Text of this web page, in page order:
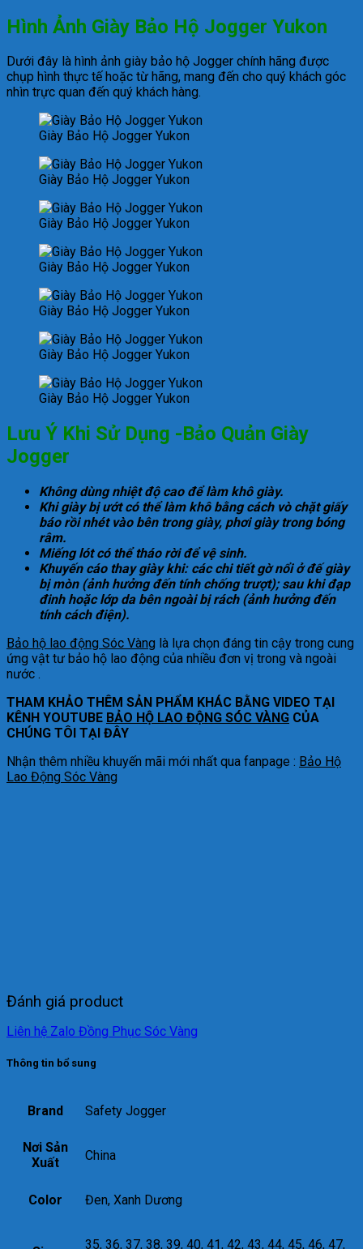
Hình Ảnh Giày Bảo Hộ Jogger Yukon
Dưới đây là hình ảnh giày bảo hộ Jogger chính hãng được
chụp hình thực tế hoặc từ hãng, mang đến cho quý khách góc
nhìn trực quan đến quý khách hàng.
Giày Bảo Hộ Jogger Yukon
Giày Bảo Hộ Jogger Yukon
Giày Bảo Hộ Jogger Yukon
Giày Bảo Hộ Jogger Yukon
Giày Bảo Hộ Jogger Yukon
Giày Bảo Hộ Jogger Yukon
Giày Bảo Hộ Jogger Yukon
Lưu Ý Khi Sử Dụng -Bảo Quản Giày
Jogger
Không dùng nhiệt độ cao để làm khô giày.
Khi giày bị ướt có thể làm khô bằng cách vò chặt giấy
báo rồi nhét vào bên trong giày, phơi giày trong bóng
râm.
Miếng lót có thể tháo rời để vệ sinh.
Khuyến cáo thay giày khi: các chi tiết gờ nổi ở đế giày
bị mòn (ảnh hưởng đến tính chống trượt); sau khi đạp
đinh hoặc lớp da bên ngoài bị rách (ảnh hưởng đến
tính cách điện).
Bảo hộ lao động Sóc Vàng là lựa chọn đáng tin cậy trong cung
ứng vật tư bảo hộ lao động của nhiều đơn vị trong và ngoài
nước .
THAM KHẢO THÊM SẢN PHẨM KHÁC BẰNG VIDEO TẠI
KÊNH YOUTUBE BẢO HỘ LAO ĐỘNG SÓC VÀNG CỦA
CHÚNG TÔI TẠI ĐÂY
Nhận thêm nhiều khuyến mãi mới nhất qua fanpage : Bảo Hộ
Lao Động Sóc Vàng
Đánh giá product
Liên hệ Zalo Đồng Phục Sóc Vàng
Thông tin bổ sung
Brand Safety Jogger
Nơi Sản
Xuất
China
Color Đen, Xanh Dương
35, 36, 37, 38, 39, 40, 41, 42, 43, 44, 45, 46, 47,